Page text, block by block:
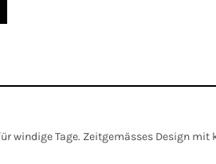
windige Tage. Zeitgemässes Design